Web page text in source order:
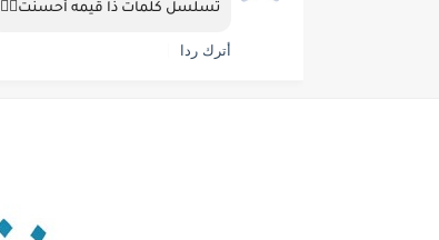
تسلسل كلمات ذا قيمه أحسنت👍🏻
أترك ردا